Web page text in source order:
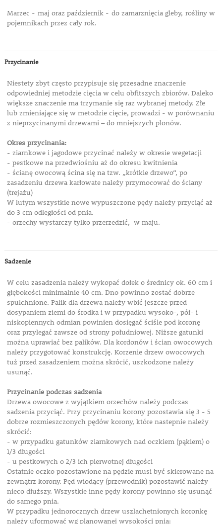
Marzec - maj oraz październik - do zamarznięcia gleby, rośliny w
pojemnikach przez cały rok.
Przycinanie
Niestety zbyt często przypisuje się przesadne znaczenie
odpowiedniej metodzie cięcia w celu obfitszych zbiorów. Daleko
większe znaczenie ma trzymanie się raz wybranej metody. Złe
lub zmieniające się w metodzie cięcie, prowadzi - w porównaniu
z nieprzycinanymi drzewami – do mniejszych plonów.
Okres przycinania:
- ziarnkowe i jagodowe przycinać należy w okresie wegetacji
- pestkowe na przedwiośniu aż do okresu kwitnienia
- ścianę owocową ścina się na tzw. „krótkie drzewo“, po
zasadzeniu drzewa karłowate należy przymocować do ściany
(trejażu)
W lutym wszystkie nowe wypuszczone pędy należy przyciąć aż
do 3 cm odległości od pnia.
- orzechy wystarczy tylko przerzedzić, w maju.
Sadzenie
W celu zasadzenia należy wykopać dołek o średnicy ok. 60 cm i
głębokości minimalnie 40 cm. Dno powinno zostać dobrze
spulchnione. Palik dla drzewa należy wbić jeszcze przed
dosypaniem ziemi do środka i w przypadku wysoko-, pół- i
niskopiennych odmian powinien dosięgać ściśle pod koronę
oraz przylegać zawsze od strony południowej. Niższe gatunki
można uprawiać bez palików. Dla kordonów i ścian owocowych
należy przygotować konstrukcję. Korzenie drzew owocowych
tuż przed zasadzeniem można skrócić, uszkodzone należy
usunąć.
Przycinanie podczas sadzenia
Drzewa owocowe z wyjątkiem orzechów należy podczas
sadzenia przyciąć. Przy przycinaniu korony pozostawia się 3 - 5
dobrze rozmieszczonych pędów korony, które nastepnie należy
skrócić:
- w przypadku gatunków ziarnkowych nad oczkiem (pąkiem) o
1/3 długości
- u pestkowych o 2/3 ich pierwotnej długości
Ostatnie oczko pozostawione na pędzie musi być skierowane na
zewnątrz korony. Pęd wiodący (przewodnik) pozostawić należy
nieco dłuższy. Wszystkie inne pędy korony powinno się usunąć
do samego pnia.
W przypadku jednorocznych drzew uszlachetnionych koronkę
należy uformować wg planowanej wysokości pnia: